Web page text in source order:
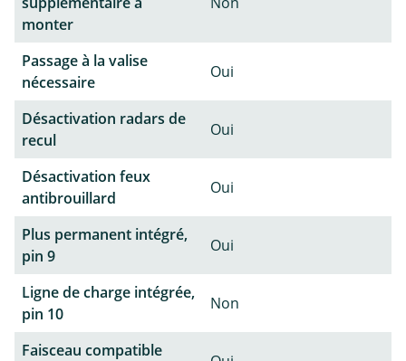
monter
Passage à la valise
nécessaire
Oui
Désactivation radars de
recul
Oui
Désactivation feux
antibrouillard
Oui
Plus permanent intégré,
pin 9
Oui
Ligne de charge intégrée,
pin 10
Non
Faisceau compatible